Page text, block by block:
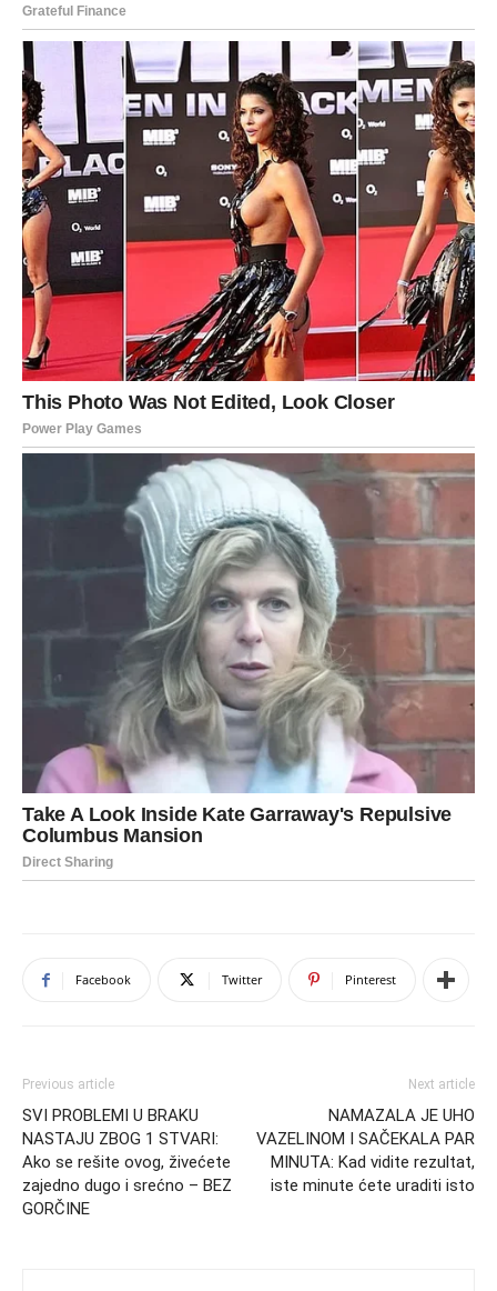
Facebook Twitter Pinterest
Previous article
SVI PROBLEMI U BRAKU
NASTAJU ZBOG 1 STVARI:
Ako se rešite ovog, živećete
zajedno dugo i srećno – BEZ
GORČINE
Next article
NAMAZALA JE UHO
VAZELINOM I SAČEKALA PAR
MINUTA: Kad vidite rezultat,
iste minute ćete uraditi isto